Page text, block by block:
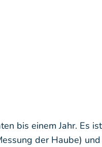
bis einem Jahr. Es
der Haube)